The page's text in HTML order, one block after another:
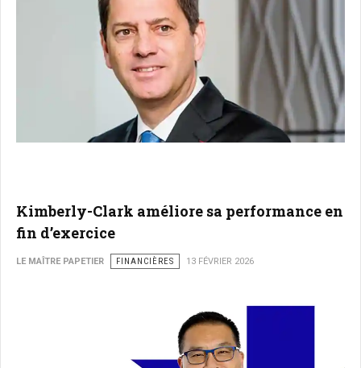
Kimberly-Clark améliore sa performance en
fin d’exercice
LE MAÎTRE PAPETIER FINANCIÈRES 13 FÉVRIER 2026